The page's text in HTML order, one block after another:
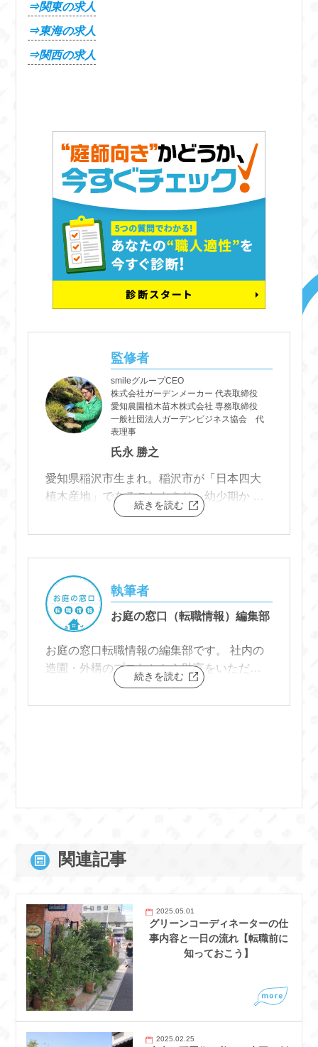
⇒関東の求人
⇒東海の求人
⇒関西の求人
監修者
smileグループCEO
株式会社ガーデンメーカー 代表取締役
愛知農園植木苗木株式会社 専務取締役
一般社団法人ガーデンビジネス協会 代
表理事
氏永 勝之
愛知県稲沢市生まれ。稲沢市が「日本四大
植木産地」であることもあり、幼少期か ら
植木に囲まれて成長。
東京農業大学卒業後、名古屋市内の造園会
の植 栽工事に現場代理人として携わる。
続きを読む
執筆者
お庭の窓口（転職情報）編集部
お庭の窓口転職情報の編集部です。 社内の
造園・外構のプロたちから助言をいただき
つつ、皆様に有益な情報を提供できるよう
に頑張ります。
続きを読む
関連記事
2025.05.01
グリーンコーディネーターの仕
事内容と一日の流れ【転職前に
知っておこう】
2025.02.25